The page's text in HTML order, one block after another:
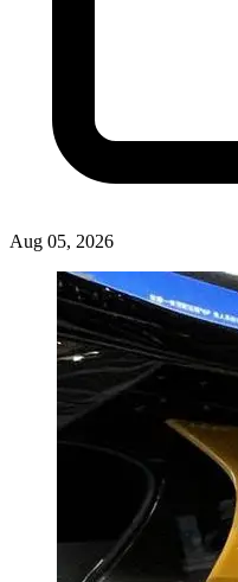
Aug 05, 2026